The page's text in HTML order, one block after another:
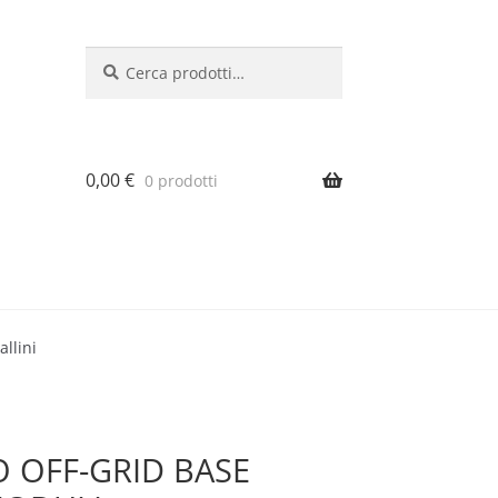
0,00€ 0 prodotti
OFF-GRID BASE